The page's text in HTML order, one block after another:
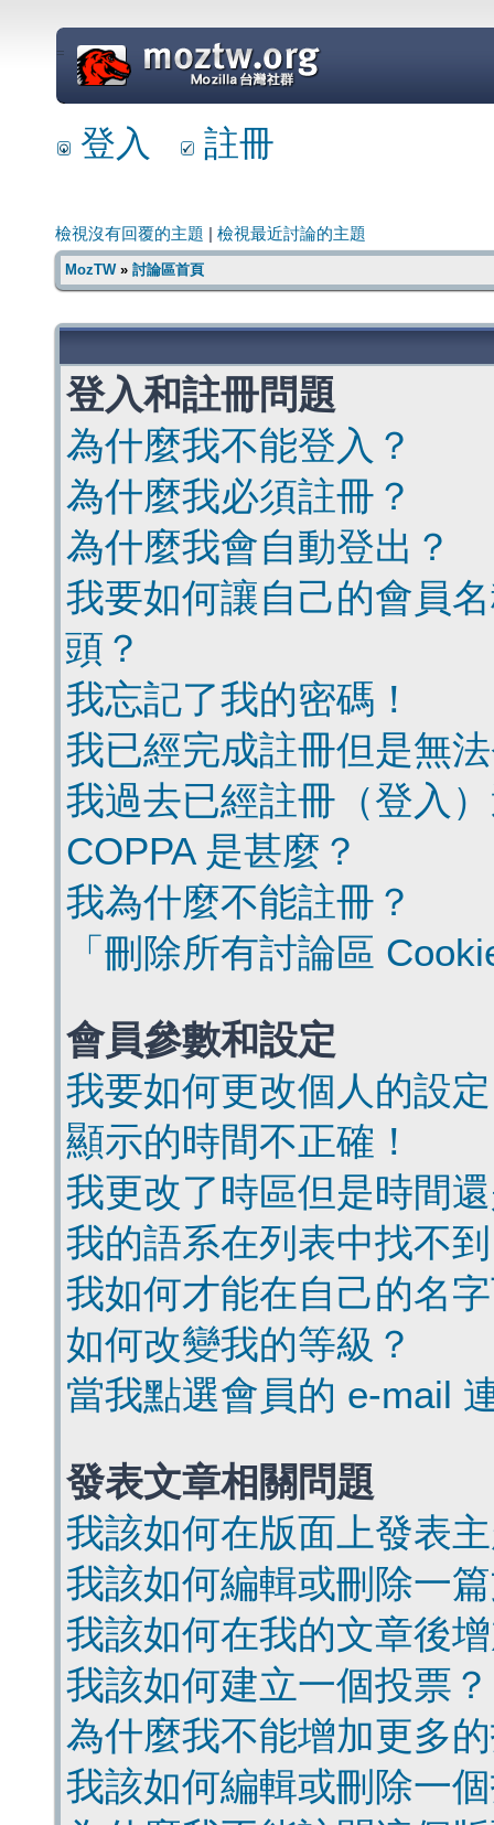
=
登入 註冊
檢視沒有回覆的主題 檢視最近討論的主題
MozTW» 討論區首頁
登入和註冊問題
為什麼我不能登入？
為什麼我必須註冊？
為什麼我會自動登出？
我要如何讓自己的會員
頭？
我忘記了我的密碼！
我已經完成註冊但是無
我過去已經註冊（登入
COPPA 是甚麼？
我為什麼不能註冊？
「刪除所有討論區
會員參數和設定
我要如何更改個人的設
顯示的時間不正確！
我更改了時區但是時間
我的語系在列表中找不
我如何才能在自己的名
如何改變我的等級？
當我點選會員的 e-mail
發表文章相關問題
我該如何在版面上發表
我該如何編輯或刪除一
我該如何在我的文章後
我該如何建立一個投票？
為什麼我不能增加更多
我該如何編輯或刪除一